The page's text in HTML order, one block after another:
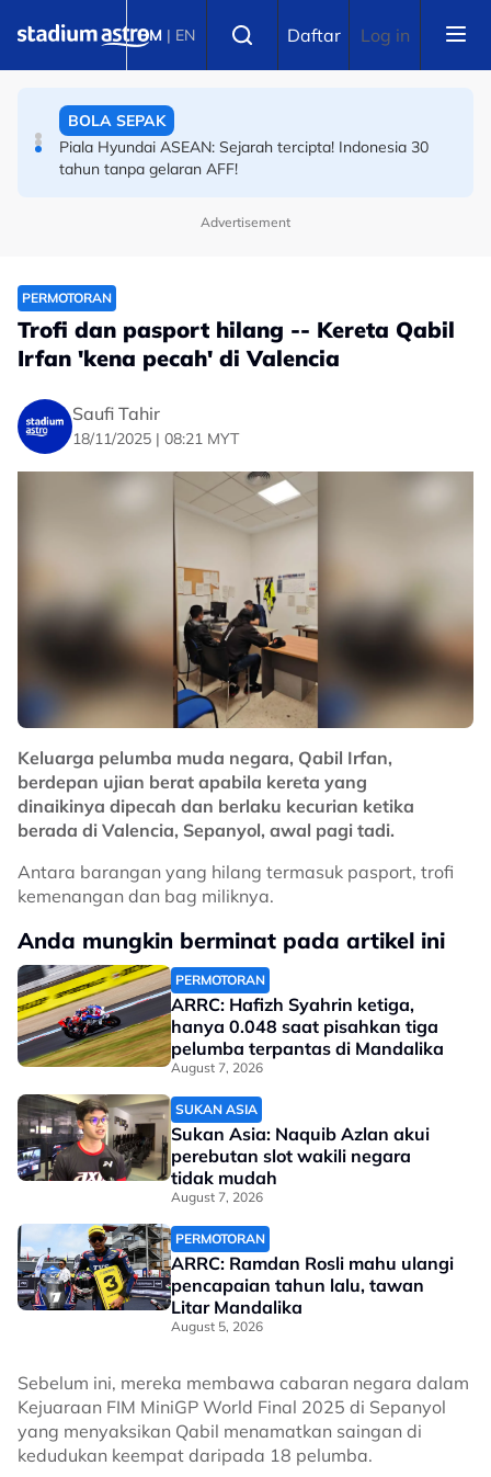
BM | EN Daftar Log in
Final Masters Korea: Eksperimen berjaya! Beregu
BOLA SEPAK
Piala Hyundai ASEAN: Sejarah tercipta! Indonesia 30
tahun tanpa gelaran AFF!
Advertisement
PERMOTORAN
Trofi dan pasport hilang -- Kereta Qabil
Irfan 'kena pecah' di Valencia
Saufi Tahir
18/11/2025 | 08:21 MYT
Keluarga pelumba muda negara, Qabil Irfan,
berdepan ujian berat apabila kereta yang
dinaikinya dipecah dan berlaku kecurian ketika
berada di Valencia, Sepanyol, awal pagi tadi.
Antara barangan yang hilang termasuk pasport, trofi
kemenangan dan bag miliknya.
Anda mungkin berminat pada artikel ini
PERMOTORAN
ARRC: Hafizh Syahrin ketiga,
hanya 0.048 saat pisahkan tiga
pelumba terpantas di Mandalika
August 7, 2026
SUKAN ASIA
Sukan Asia: Naquib Azlan akui
perebutan slot wakili negara
tidak mudah
August 7, 2026
PERMOTORAN
ARRC: Ramdan Rosli mahu ulangi
pencapaian tahun lalu, tawan
Litar Mandalika
August 5, 2026
Sebelum ini, mereka membawa cabaran negara dalam
Kejuaraan FIM MiniGP World Final 2025 di Sepanyol
yang menyaksikan Qabil menamatkan saingan di
kedudukan keempat daripada 18 pelumba.